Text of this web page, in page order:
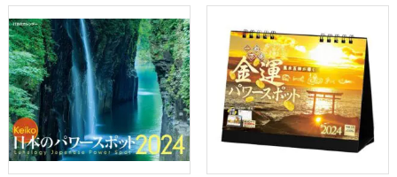
京都府 関東地方 静岡県 甲信越地方
東海地方,山形県
アップ,結婚運アップ,金運アップ,仕事
運アップ,健康運アップ,家庭運・家族運
アップ,総合運・全体運アップ